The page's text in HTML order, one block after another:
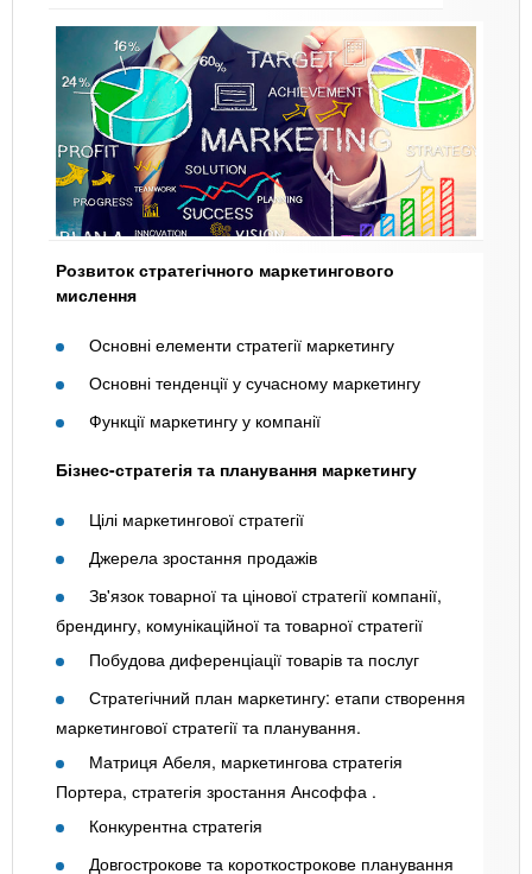
Розвиток стратегічного маркетингового
мислення
Основні елементи стратегії маркетингу
Основні тенденції у сучасному маркетингу
Функції маркетингу у компанії
Бізнес-стратегія та планування маркетингу
Цілі маркетингової стратегії
Джерела зростання продажів
Зв'язок товарної та цінової стратегії компанії,
брендингу, комунікаційної та товарної стратегії
Побудова диференціації товарів та послуг
Стратегічний план маркетингу: етапи створення
маркетингової стратегії та планування.
Матриця Абеля, маркетингова стратегія
Портера, стратегія зростання Ансоффа .
Конкурентна стратегія
Довгострокове та короткострокове планування